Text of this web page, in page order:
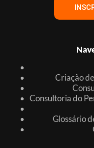
Criação
Consultoria do
Glossário